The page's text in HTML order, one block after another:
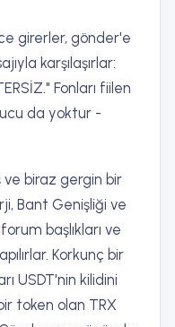
girerler, gönder'e
karşılaşırlar:
Fonları fiilen
da yoktur -
ve biraz gergin bir
Bant Genişliği ve
başlıkları ve
Korkunç bir
USDT'nin kilidini
token olan TRX